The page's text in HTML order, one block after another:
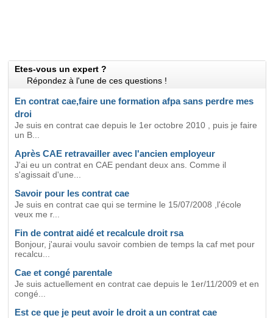
Etes-vous un expert ?
Répondez à l'une de ces questions !
En contrat cae,faire une formation afpa sans perdre mes
droi
Je suis en contrat cae depuis le 1er octobre 2010 , puis je faire
un B...
Après CAE retravailler avec l'ancien employeur
J'ai eu un contrat en CAE pendant deux ans. Comme il
s'agissait d'une...
Savoir pour les contrat cae
Je suis en contrat cae qui se termine le 15/07/2008 ,l'école
veux me r...
Fin de contrat aidé et recalcule droit rsa
Bonjour, j'aurai voulu savoir combien de temps la caf met pour
recalcu...
Cae et congé parentale
Je suis actuellement en contrat cae depuis le 1er/11/2009 et en
congé...
Est ce que je peut avoir le droit a un contrat cae